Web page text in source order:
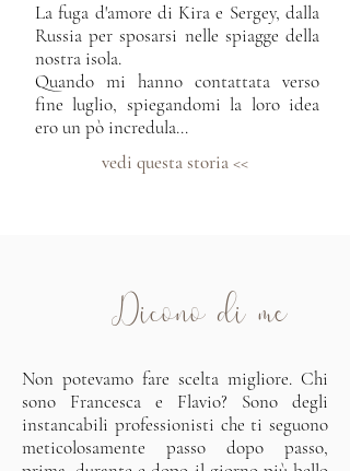
La fuga d'amore di Kira e Sergey, dalla
Russia per sposarsi nelle spiagge della
nostra isola.
Quando mi hanno contattata verso
fine luglio, spiegandomi la loro idea
ero un pò incredula...
vedi questa storia <<
Dicono di me
Non potevamo fare scelta migliore. Chi
sono Francesca e Flavio? Sono degli
instancabili professionisti che ti seguono
meticolosamente passo dopo passo,